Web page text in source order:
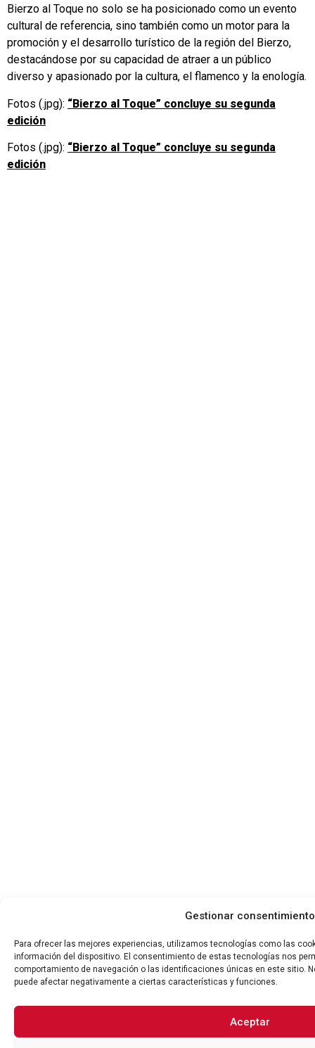
Gestionar consentimiento
Para ofrecer las mejores experiencias, utilizamos tecnologías como las
información del dispositivo. El consentimiento de estas tecnologías nos
comportamiento de navegación o las identificaciones únicas en este sitio.
puede afectar negativamente a ciertas características y funciones.
Aceptar
Bierzo al Toque no solo se ha posicionado como un evento
cultural de referencia, sino también como un motor para la
promoción y el desarrollo turístico de la región del Bierzo,
destacándose por su capacidad de atraer a un público
diverso y apasionado por la cultura, el flamenco y la enología.
Fotos (.jpg): “Bierzo al Toque” concluye su segunda
edición
Fotos (.jpg): “Bierzo al Toque” concluye su segunda
edición